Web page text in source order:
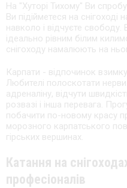
На "Хуторі Тихому" Ви
Ви підійметеся на снігоході
навколо і відчуєте свободу.
ідеально рівним білим
снігоходу намалюють на
Карпати - відпочинок взимку
Любителі полоскотати
адреналіну, відчути
розвазі і інша перевага.
побачити по-новому красу
морозного карпатського
гірських вершинах.
Катання на
професіоналів